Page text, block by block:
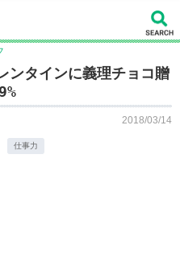
ンタインに義理チョコ贈
2018/03/14
仕事力